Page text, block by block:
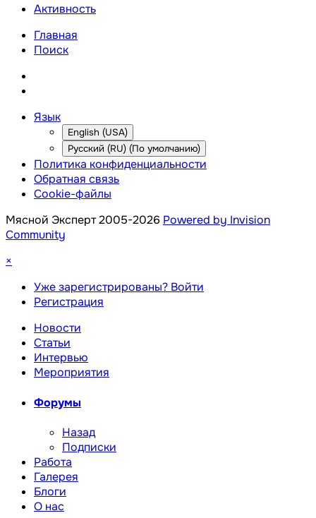
Активность
Главная
Поиск
Язык
English (USA)
Русский (RU) (По умолчанию)
Политика конфиденциальности
Обратная связь
Cookie-файлы
Мясной Эксперт 2005-2026 Powered by Invision
Community
×
Уже зарегистрированы? Войти
Регистрация
Новости
Статьи
Интервью
Мероприятия
Форумы
Назад
Подписки
Работа
Галерея
Блоги
О нас